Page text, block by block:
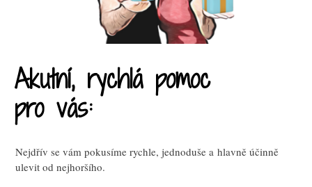
Akutní, rychlá pomoc
pro vás:
Nejdřív se vám pokusíme rychle, jednoduše a hlavně účinně
ulevit od nejhoršího.